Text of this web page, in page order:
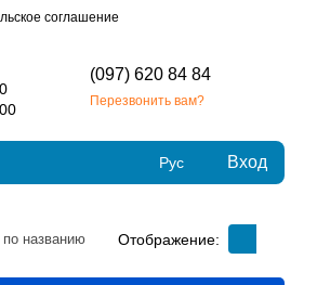
соглашение
(097) 620 84 84
Перезвонить вам?
Рус Вход
по названию Отображение: